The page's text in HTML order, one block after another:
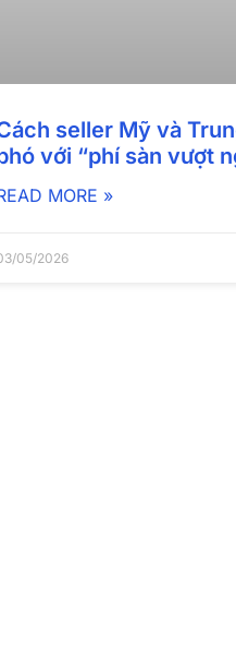
seller Mỹ và
với “phí sàn vượt
MORE »
05/2026